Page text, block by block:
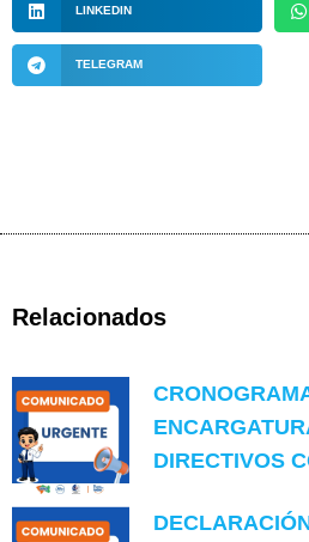
LINKEDIN
TELEGRAM
Relacionados
DIRECTIVOS